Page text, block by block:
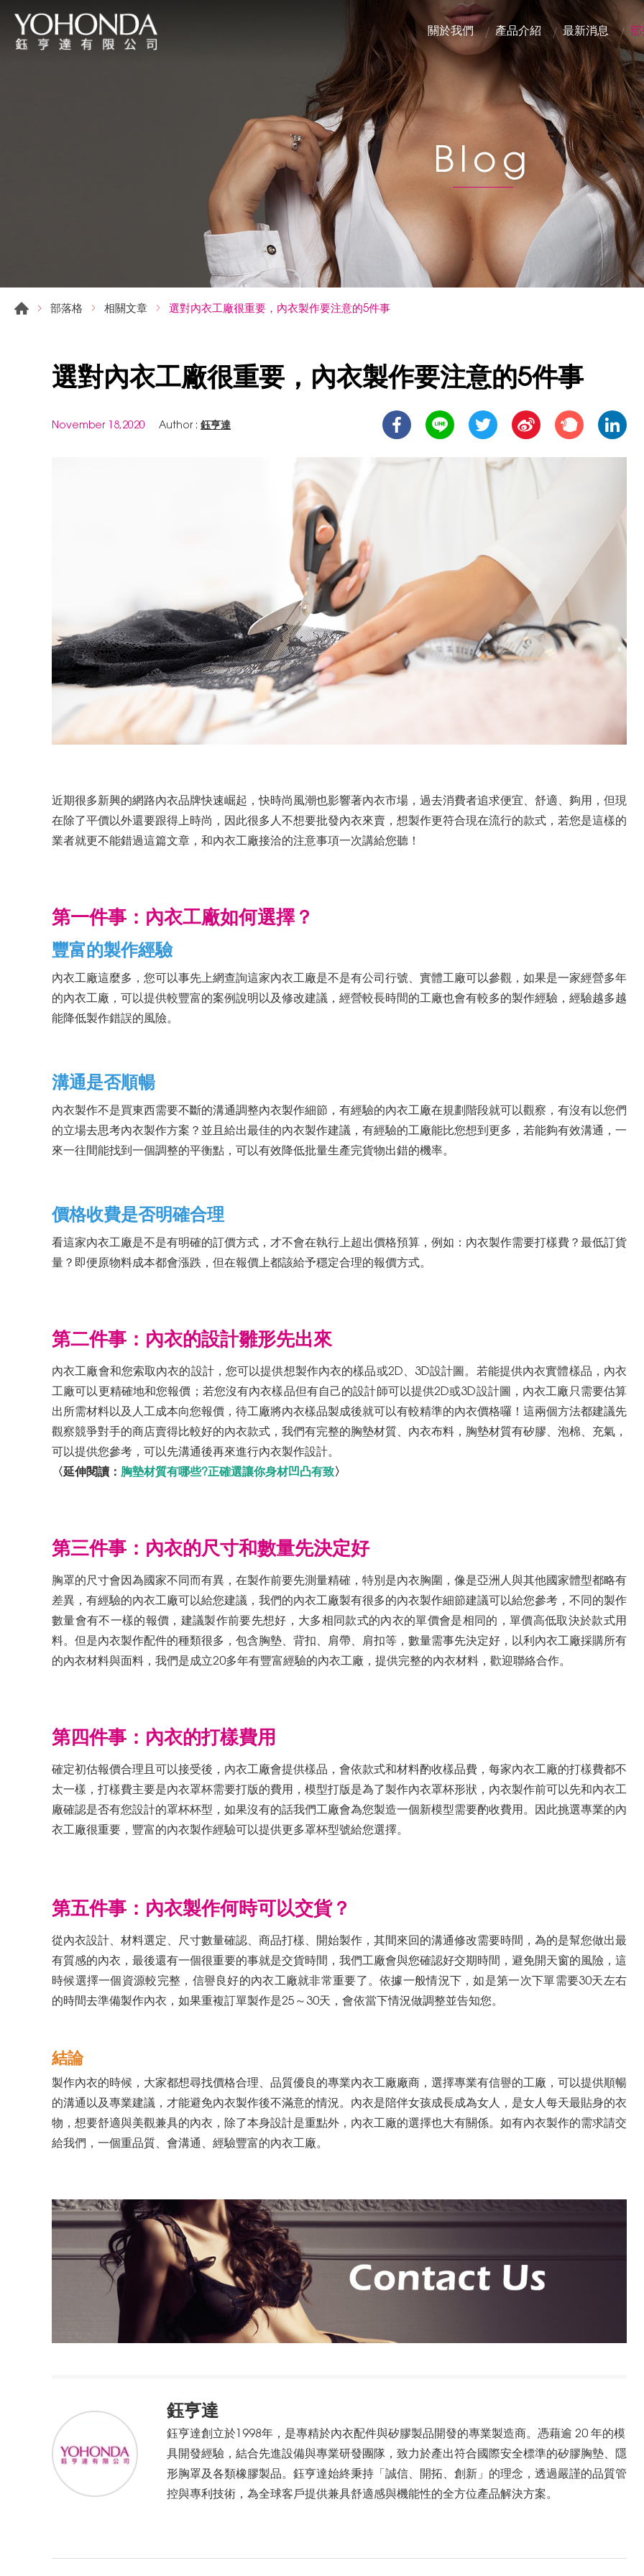
關於我們 產品介紹 最新消息 部
Blog
部落格 相關文章 選對內衣工廠很重要，內衣製作要注意的5件事
選對內衣工廠很重要，內衣製作要注意的5件事
November 18,2020 Author : 鈺亨達
近期很多新興的網路內衣品牌快速崛起，快時尚風潮也影響著內衣市場，過去消費者追求便宜、舒適、夠用，但現
在除了平價以外還要跟得上時尚，因此很多人不想要批發內衣來賣，想製作更符合現在流行的款式，若您是這樣的
業者就更不能錯過這篇文章，和內衣工廠接洽的注意事項一次講給您聽！
第一件事：內衣工廠如何選擇？
豐富的製作經驗
內衣工廠這麼多，您可以事先上網查詢這家內衣工廠是不是有公司行號、實體工廠可以參觀，如果是一家經營多年
的內衣工廠，可以提供較豐富的案例說明以及修改建議，經營較長時間的工廠也會有較多的製作經驗，經驗越多越
能降低製作錯誤的風險。
溝通是否順暢
內衣製作不是買東西需要不斷的溝通調整內衣製作細節，有經驗的內衣工廠在規劃階段就可以觀察，有沒有以您們
的立場去思考內衣製作方案？並且給出最佳的內衣製作建議，有經驗的工廠能比您想到更多，若能夠有效溝通，一
來一往間能找到一個調整的平衡點，可以有效降低批量生產完貨物出錯的機率。
價格收費是否明確合理
看這家內衣工廠是不是有明確的訂價方式，才不會在執行上超出價格預算，例如：內衣製作需要打樣費？最低訂貨
量？即便原物料成本都會漲跌，但在報價上都該給予穩定合理的報價方式。
第二件事：內衣的設計雛形先出來
內衣工廠會和您索取內衣的設計，您可以提供想製作內衣的樣品或2D、3D設計圖。若能提供內衣實體樣品，內衣
工廠可以更精確地和您報價；若您沒有內衣樣品但有自己的設計師可以提供2D或3D設計圖，內衣工廠只需要估算
出所需材料以及人工成本向您報價，待工廠將內衣樣品製成後就可以有較精準的內衣價格囉！這兩個方法都建議先
觀察競爭對手的商店賣得比較好的內衣款式，我們有完整的胸墊材質、內衣布料，胸墊材質有矽膠、泡棉、充氣，
可以提供您參考，可以先溝通後再來進行內衣製作設計。
〈延伸閱讀： 胸墊材質有哪些?正確選讓你身材凹凸有致〉
第三件事：內衣的尺寸和數量先決定好
胸罩的尺寸會因為國家不同而有異，在製作前要先測量精確，特別是內衣胸圍，像是亞洲人與其他國家體型都略有
差異，有經驗的內衣工廠可以給您建議，我們的內衣工廠製有很多的內衣製作細節建議可以給您參考，不同的製作
數量會有不一樣的報價，建議製作前要先想好，大多相同款式的內衣的單價會是相同的，單價高低取決於款式用
料。但是內衣製作配件的種類很多，包含胸墊、背扣、肩帶、肩扣等，數量需事先決定好，以利內衣工廠採購所有
的內衣材料與面料，我們是成立20多年有豐富經驗的內衣工廠，提供完整的內衣材料，歡迎聯絡合作。
第四件事：內衣的打樣費用
確定初估報價合理且可以接受後，內衣工廠會提供樣品，會依款式和材料酌收樣品費，每家內衣工廠的打樣費都不
太一樣，打樣費主要是內衣罩杯需要打版的費用，模型打版是為了製作內衣罩杯形狀，內衣製作前可以先和內衣工
廠確認是否有您設計的罩杯杯型，如果沒有的話我們工廠會為您製造一個新模型需要酌收費用。因此挑選專業的內
衣工廠很重要，豐富的內衣製作經驗可以提供更多罩杯型號給您選擇。
第五件事：內衣製作何時可以交貨？
從內衣設計、材料選定、尺寸數量確認、商品打樣、開始製作，其間來回的溝通修改需要時間，為的是幫您做出最
有質感的內衣，最後還有一個很重要的事就是交貨時間，我們工廠會與您確認好交期時間，避免開天窗的風險，這
時候選擇一個資源較完整，信譽良好的內衣工廠就非常重要了。依據一般情況下，如是第一次下單需要30天左右
的時間去準備製作內衣，如果重複訂單製作是25～30天，會依當下情況做調整並告知您。
結論
製作內衣的時候，大家都想尋找價格合理、品質優良的專業內衣工廠廠商，選擇專業有信譽的工廠，可以提供順暢
的溝通以及專業建議，才能避免內衣製作後不滿意的情況。內衣是陪伴女孩成長成為女人，是女人每天最貼身的衣
物，想要舒適與美觀兼具的內衣，除了本身設計是重點外，內衣工廠的選擇也大有關係。如有內衣製作的需求請交
給我們，一個重品質、會溝通、經驗豐富的內衣工廠。
鈺亨達
鈺亨達創立於1998年，是專精於內衣配件與矽膠製品開發的專業製造商。憑藉逾 20 年的模
具開發經驗，結合先進設備與專業研發團隊，致力於產出符合國際安全標準的矽膠胸墊、隱
形胸罩及各類橡膠製品。鈺亨達始終秉持「誠信、開拓、創新」的理念，透過嚴謹的品質管
控與專利技術，為全球客戶提供兼具舒適感與機能性的全方位產品解決方案。